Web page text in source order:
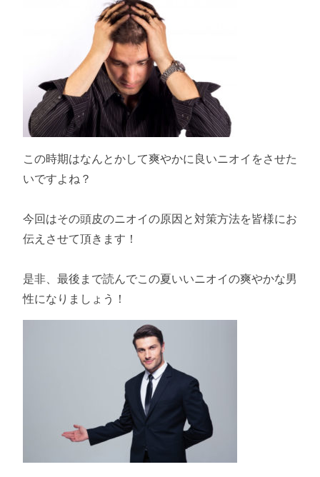
この時期はなんとかして爽やかに良いニオイをさせた
いですよね？
今回はその頭皮のニオイの原因と対策方法を皆様にお
伝えさせて頂きます！
是非、最後まで読んでこの夏いいニオイの爽やかな男
性になりましょう！